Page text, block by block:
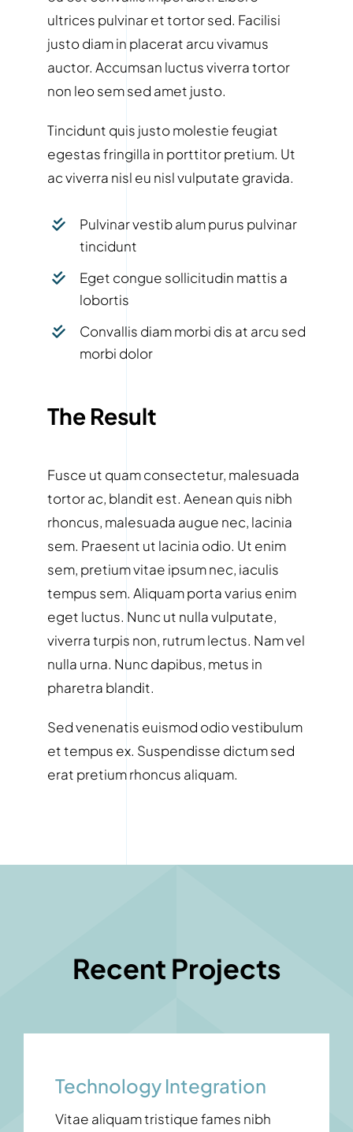
ultrices pulvinar et tortor sed. Facilisi
justo diam in placerat arcu vivamus
auctor. Accumsan luctus viverra tortor
non leo sem sed amet justo.
Tincidunt quis justo molestie feugiat
egestas fringilla in porttitor pretium. Ut
ac viverra nisl eu nisl vulputate gravida.
Pulvinar vestib alum purus pulvinar
tincidunt
Eget congue sollicitudin mattis a
lobortis
Convallis diam morbi dis at arcu sed
morbi dolor
The Result
Fusce ut quam consectetur, malesuada
tortor ac, blandit est. Aenean quis nibh
rhoncus, malesuada augue nec, lacinia
sem. Praesent ut lacinia odio. Ut enim
sem, pretium vitae ipsum nec, iaculis
tempus sem. Aliquam porta varius enim
eget luctus. Nunc ut nulla vulputate,
viverra turpis non, rutrum lectus. Nam vel
nulla urna. Nunc dapibus, metus in
pharetra blandit.
Sed venenatis euismod odio vestibulum
et tempus ex. Suspendisse dictum sed
erat pretium rhoncus aliquam.
Recent Projects
Technology Integration
Vitae aliquam tristique fames nibh